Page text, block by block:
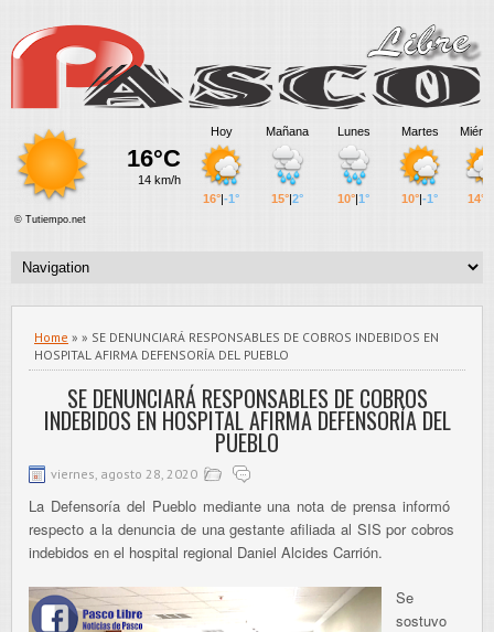
Home » » SE DENUNCIARÁ RESPONSABLES DE COBROS INDEBIDOS EN
HOSPITAL AFIRMA DEFENSORÍA DEL PUEBLO
SE DENUNCIARÁ RESPONSABLES DE COBROS
INDEBIDOS EN HOSPITAL AFIRMA DEFENSORÍA DEL
PUEBLO
viernes, agosto 28, 2020
La Defensoría del Pueblo mediante una nota de prensa informó
respecto a la denuncia de una gestante afiliada al SIS por cobros
indebidos en el hospital regional Daniel Alcides Carrión.
Se
sostuvo